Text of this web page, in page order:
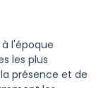
l'époque
les plus
présence et de